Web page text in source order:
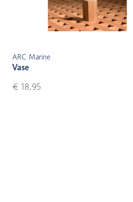
ARC Marine
Vase
€ 18,95